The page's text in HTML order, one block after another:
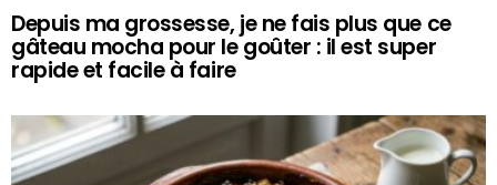
Depuis ma grossesse, je ne fais plus que ce
gâteau mocha pour le goûter : il est super
rapide et facile à faire